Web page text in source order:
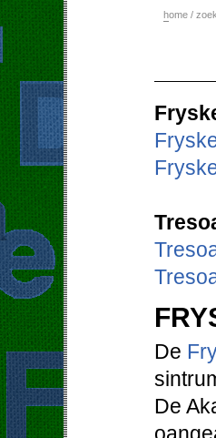
home /
De
De